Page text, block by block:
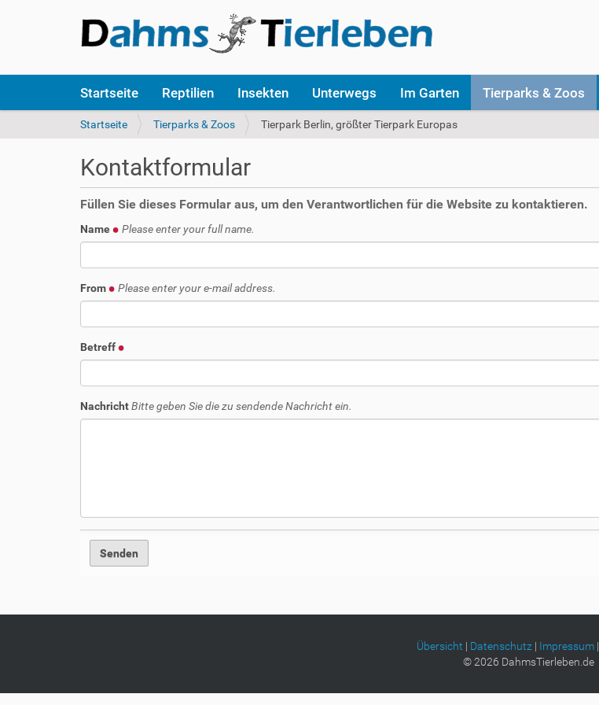
k
Startseite Reptilien Insekten Unterwegs Im Garten Tierparks & Zoos
S
s
i
n
h
e
Startseite Tierparks & Zoos Tierpark Berlin, größter Tierpark Europas
Kontaktformular
Füllen Sie dieses Formular aus, um den Verantwortlichen für die Website zu kontaktieren.
Name Please enter your full name.
From Please enter your e-mail address.
Betreff
NachrichtBitte geben Sie die zu sendende Nachricht ein.
Übersicht | Datenschutz | Impressum|
©2026 DahmsTierleben.de